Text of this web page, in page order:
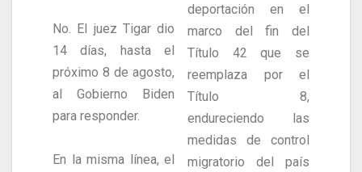
No. El juez Tigar dio
14 días, hasta el
próximo 8 de agosto,
al Gobierno Biden
para responder.
En la misma línea, el
deportación en el
marco del fin del
Título 42 que se
reemplaza por el
Título 8,
endureciendo las
medidas de control
migratorio del país